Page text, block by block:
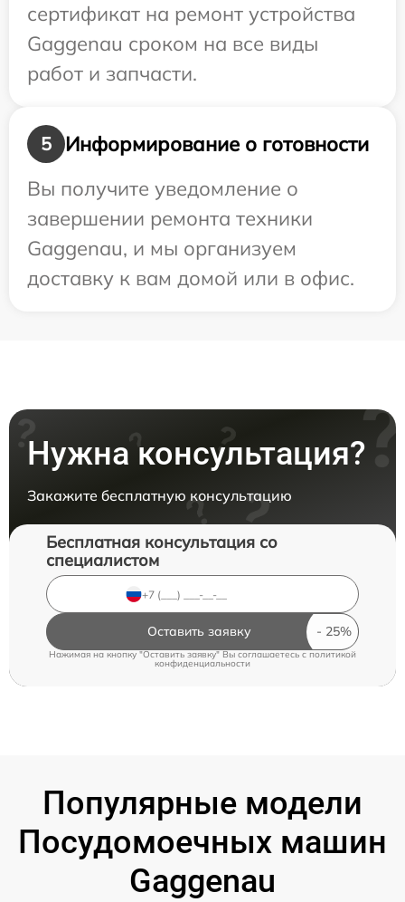
сертификат на ремонт устройства
Gaggenau сроком на все виды
работ и запчасти.
5
Информирование о готовности
Вы получите уведомление о
завершении ремонта техники
Gaggenau, и мы организуем
доставку к вам домой или в офис.
Нужна консультация?
Закажите бесплатную консультацию
Бесплатная консультация со
специалистом
Оставить заявку
Нажимая на кнопку "Оставить заявку" Вы соглашаетесь c политикой
конфиденциальности
Популярные модели
Посудомоечных машин
Gaggenau